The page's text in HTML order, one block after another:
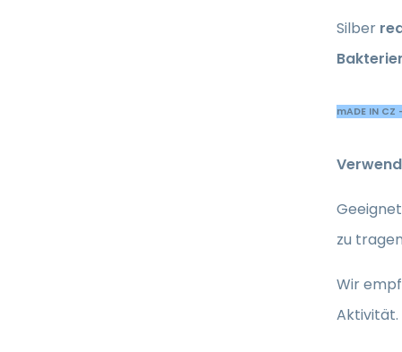
Silber
mADE IN
zu
Wir
Aktivität.